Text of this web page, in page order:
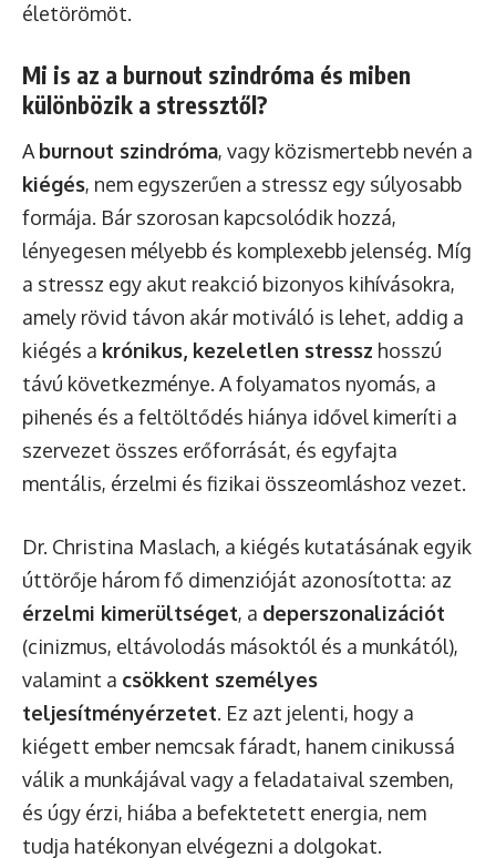
életörömöt.
Mi is az a burnout szindróma és miben
különbözik a stressztől?
A burnout szindróma, vagy közismertebb nevén a
kiégés, nem egyszerűen a stressz egy súlyosabb
formája. Bár szorosan kapcsolódik hozzá,
lényegesen mélyebb és komplexebb jelenség. Míg
a stressz egy akut reakció bizonyos kihívásokra,
amely rövid távon akár motiváló is lehet, addig a
kiégés a krónikus, kezeletlen stressz hosszú
távú következménye. A folyamatos nyomás, a
pihenés és a feltöltődés hiánya idővel kimeríti a
szervezet összes erőforrását, és egyfajta
mentális, érzelmi és fizikai összeomláshoz vezet.
Dr. Christina Maslach, a kiégés kutatásának egyik
úttörője három fő dimenzióját azonosította: az
érzelmi kimerültséget, a deperszonalizációt
(cinizmus, eltávolodás másoktól és a munkától),
valamint a csökkent személyes
teljesítményérzetet. Ez azt jelenti, hogy a
kiégett ember nemcsak fáradt, hanem cinikussá
válik a munkájával vagy a feladataival szemben,
és úgy érzi, hiába a befektetett energia, nem
tudja hatékonyan elvégezni a dolgokat.